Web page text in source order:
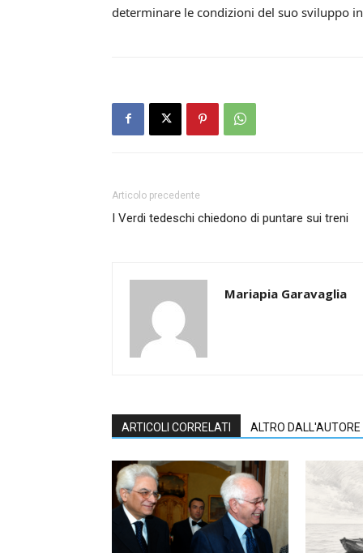
determinare le condizioni del suo sviluppo
Articolo precedente
I Verdi tedeschi chiedono di puntare sui treni
Mariapia Garavaglia
ARTICOLI CORRELATI ALTRO DALL'AUTORE